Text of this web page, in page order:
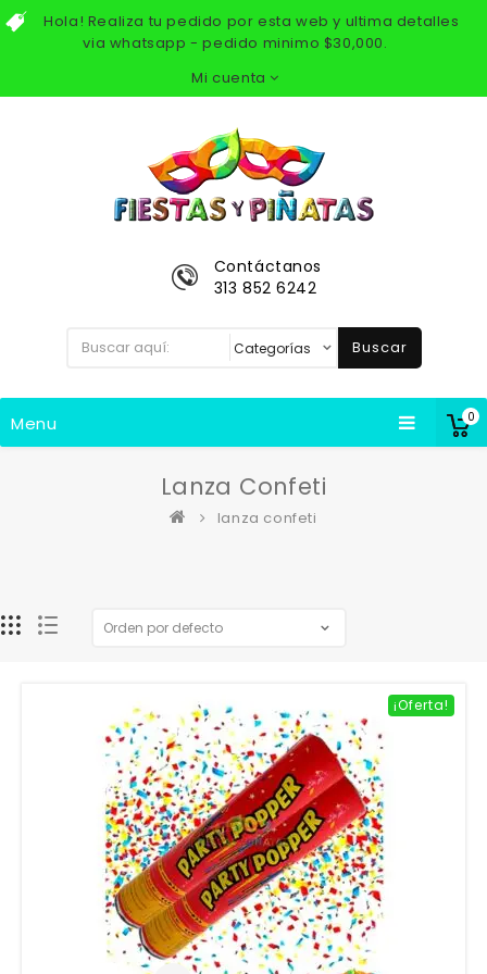
Hola! Realiza tu pedido por esta web y ultima detalles
via whatsapp - pedido minimo $30,000.
Mi cuenta
0
Contáctanos
313 852 6242
Buscar
Menu
Lanza Confeti
lanza confeti
¡Oferta!